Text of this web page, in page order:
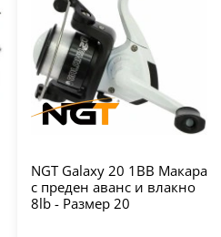
NGT Galaxy 20 1BB Макара
с преден аванс и влакно
8lb - Размер 20